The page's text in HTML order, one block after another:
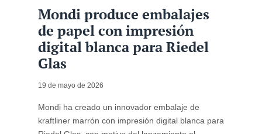
Mondi produce embalajes
de papel con impresión
digital blanca para Riedel
Glas
19 de mayo de 2026
Mondi ha creado un innovador embalaje de
kraftliner marrón con impresión digital blanca para